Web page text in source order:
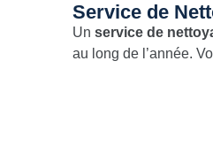
Service de
Un service de
au long de l’année.